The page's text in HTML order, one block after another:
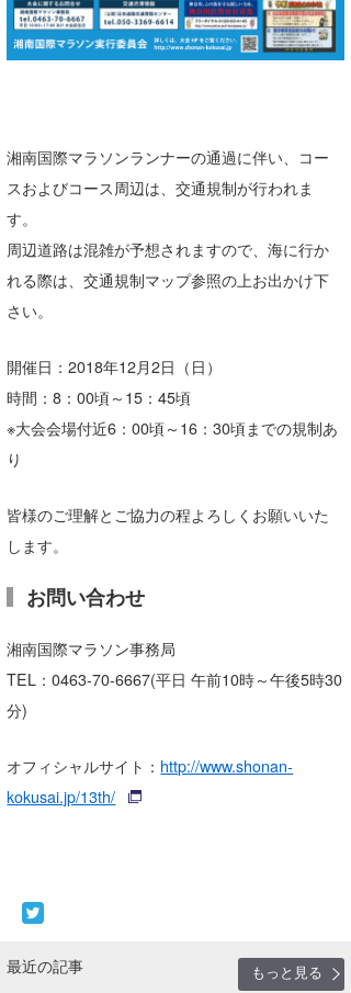
湘南国際マラソンランナーの通過に伴い、コー
スおよびコース周辺は、交通規制が行われま
す。
周辺道路は混雑が予想されますので、海に行か
れる際は、交通規制マップ参照の上お出かけ下
さい。
開催日：2018年12月2日（日）
時間：8：00頃～15：45頃
※大会会場付近6：00頃～16：30頃までの規制あ
り
皆様のご理解とご協力の程よろしくお願いいた
します。
お問い合わせ
湘南国際マラソン事務局
TEL：0463-70-6667(平日 午前10時～午後5時30
分)
オフィシャルサイト： http://www.shonan-
kokusai.jp/13th/
最近の記事
もっと見る
大阪
四国
サーファーズ
ライター/寄稿メディア
Naoya Kimoto
mitsuteru Kamio
Yoshiyuki Obata
arukasvision
DELTA FORCE SURF
CBA Films
熊谷素子
メディア
SURFMEDIA
WAVAL
波伝説アンバサダー/プロライダー
中浦“JET”章
嵯峨明日香
進士剛光
田原啓江
植村未来
大野”MAR”修聖
☆加藤
+☆maki☆+
Aichan
chan-U
ECE
H
MIN
波伝説